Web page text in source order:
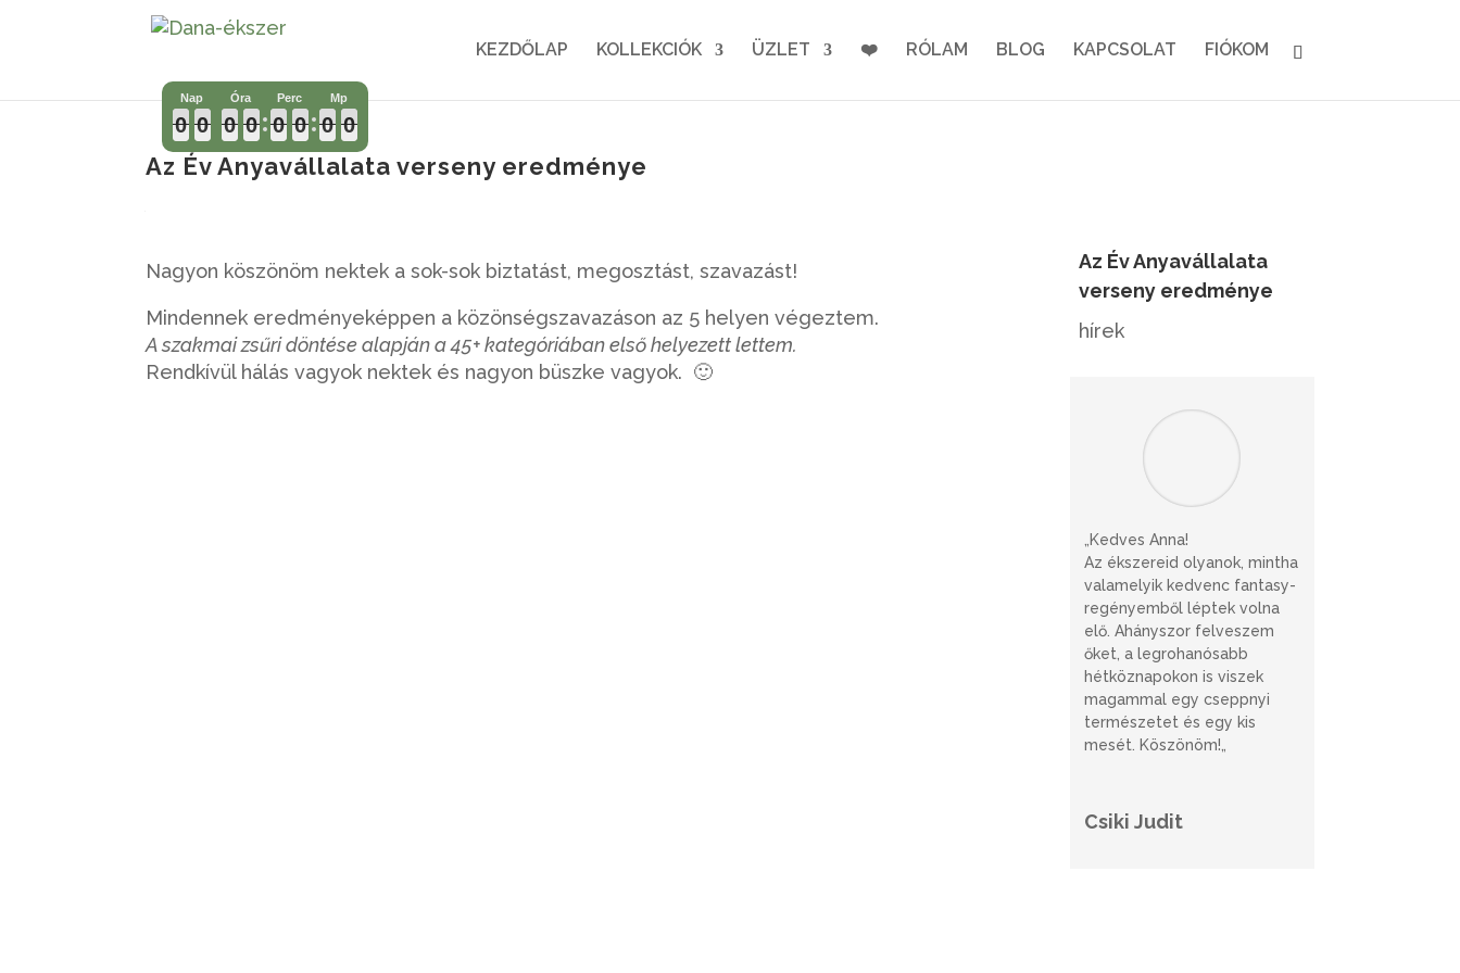
0
0
0
0 0
0
0
0 0
0
0
0 0
0
0
0 0
0
0
0 0
0
0
0 0
0
0
0 0
0
0
0
KEZDŐLAP KOLLEKCIÓK ÜZLET ❤️ RÓLAM BLOG KAPCSOLAT FIÓKOM
Az Év Anyavállalata verseny eredménye
Nagyon köszönöm nektek a sok-sok biztatást, megosztást, szavazást!
Mindennek eredményeképpen a közönségszavazáson az 5 helyen végeztem.
A szakmai zsűri döntése alapján a 45+ kategóriában első helyezett lettem.
Rendkívül hálás vagyok nektek és nagyon büszke vagyok. 🙂
Az Év Anyavállalata
verseny eredménye
hírek
„Kedves Anna!
Az ékszereid olyanok, mintha
valamelyik kedvenc fantasy-
regényemből léptek volna
elő. Ahányszor felveszem
őket, a legrohanósabb
hétköznapokon is viszek
magammal egy cseppnyi
természetet és egy kis
mesét. Köszönöm!
Csiki Judit